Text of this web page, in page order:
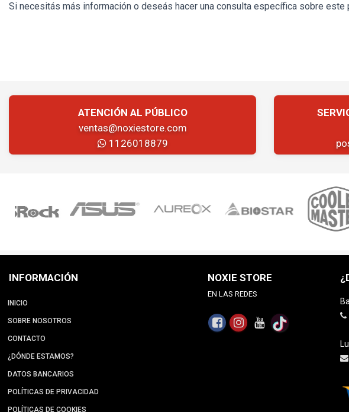
Si necesitás más información o deseás hacer una consulta específica sobre
ATENCIÓN AL PÚBLICO
ventas@noxiestore.com
1126018879
INFORMACIÓN
INICIO
SOBRE NOSOTROS
CONTACTO
¿DÓNDE ESTAMOS?
DATOS BANCARIOS
POLÍTICAS DE PRIVACIDAD
POLÍTICAS DE COOKIES
NOXIE STORE
EN LAS REDES